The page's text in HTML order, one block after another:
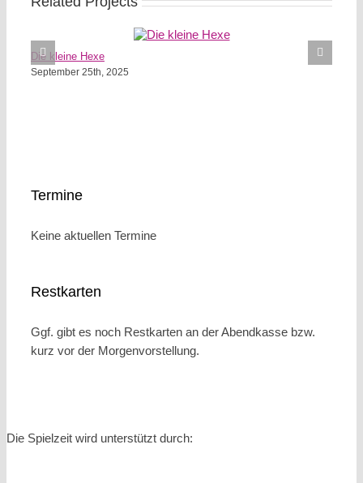
Die kleine Hexe
September 25th, 2025
Termine
Keine aktuellen Termine
Restkarten
Ggf. gibt es noch Restkarten an der Abendkasse bzw.
kurz vor der Morgenvorstellung.
Die Spielzeit wird unterstützt durch: